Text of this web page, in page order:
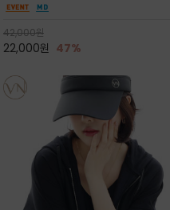
말아 휴대하기 좋고, 챙의 모양을 살짝 바꿀 수 있
용성을 모두 갖춘 아이템
42,000원
22,000원 47%